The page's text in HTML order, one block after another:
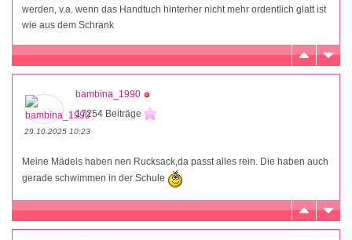
werden, v.a. wenn das Handtuch hinterher nicht mehr ordentlich glatt ist
wie aus dem Schrank
bambina_1990
17254 Beiträge
29.10.2025 10:23
Meine Mädels haben nen Rucksack,da passt alles rein. Die haben auch
gerade schwimmen in der Schule